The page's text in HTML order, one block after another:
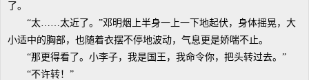
了。
“太……太近了。”邓明烟上半身一上一下地起伏，身体摇晃，大
小适中的胸部，也随着衣摆不停地波动，气息更是娇喘不止。
“那更得看了。小李子，我是国王，我命令你，把头转过去。”
“不许转！”